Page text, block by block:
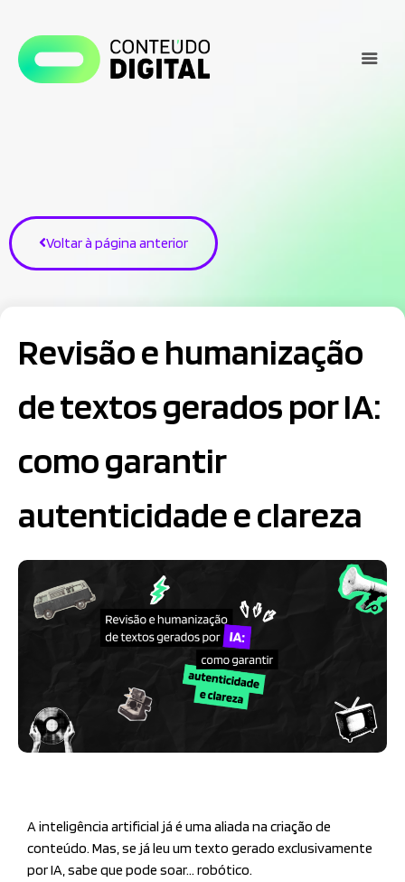
Voltar à página anterior
Revisão e humanização
de textos gerados por IA:
como garantir
autenticidade e clareza
A inteligência artificial já é uma aliada na criação de
conteúdo. Mas, se já leu um texto gerado exclusivamente
por IA, sabe que pode soar… robótico.